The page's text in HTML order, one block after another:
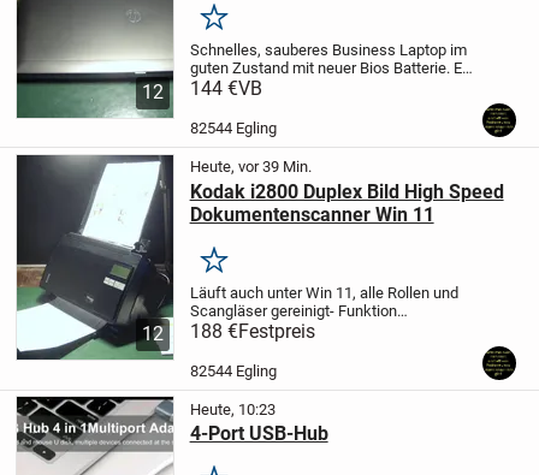
12
Merken
Schnelles, sauberes Business Laptop im
guten Zustand mit neuer Bios Batterie. Es
hat auch eine neue schnelle 256 GB- SSD
bekommen und läuft nun wieder richtig
144 €VB
82544 Egling
12
Heute, vor 39 Min.
Kodak i2800 Duplex Bild High Speed
Dokumentenscanner Win 11
Merken
Läuft auch unter Win 11, alle Rollen und
Scangläser gereinigt- Funktion
einwandfrei. Bild 1 &2 zeigen Gerät in
Aktion. Ideal zum sehr schnellen
Digitalisieren Ihrer sehr großen
Aktenmengen. Auch...
188 €Festpreis
82544 Egling
Heute, 10:23
4-Port USB-Hub